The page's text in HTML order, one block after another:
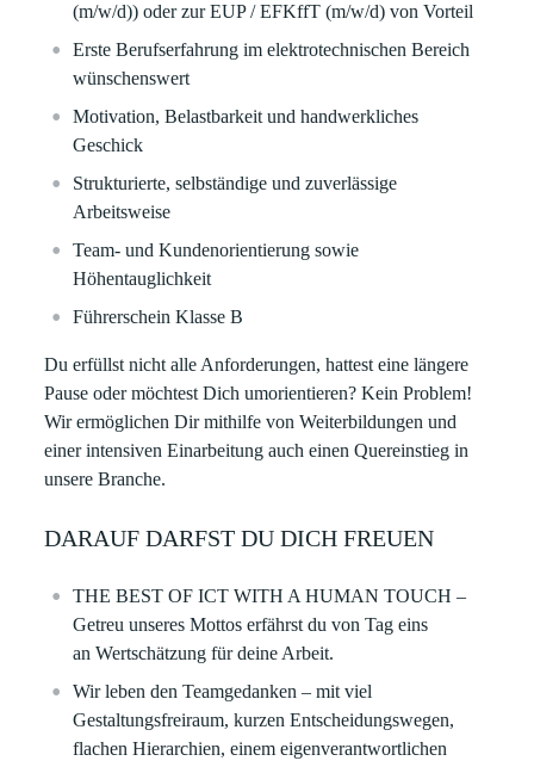
(m/w/d))oderzur EUP / EFKffT (m/w/d) von Vorteil
Erste Berufserfahrung im elektrotechnischen Bereich
wünschenswert
Motivation, Belastbarkeit und handwerkliches
Geschick
Strukturierte, selbständige und zuverlässige
Arbeitsweise
Team- und Kundenorientierung sowie
Höhentauglichkeit
Führerschein Klasse B
Du erfüllst nicht alle Anforderungen, hattest eine längere
Pause oder möchtest Dich umorientieren? Kein Problem!
Wir ermöglichen Dir mithilfe von Weiterbildungen und
einer intensiven Einarbeitung auch einen Quereinstieg in
unsere Branche.
DARAUF DARFST DU DICH FREUEN
THE BEST OF ICT WITH A HUMAN TOUCH –
Getreu unseres Mottos erfährst du von Tag eins
an Wertschätzung für deine Arbeit.
Wir leben den Teamgedanken – mit viel
Gestaltungsfreiraum, kurzen Entscheidungswegen,
flachen Hierarchien, einem eigenverantwortlichen